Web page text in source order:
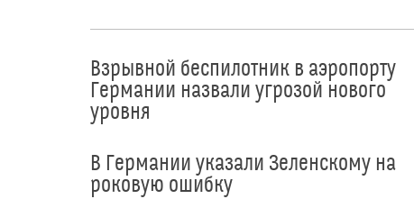
Взрывной беспилотник в аэропорту
Германии назвали угрозой нового
уровня
В Германии указали Зеленскому на
роковую ошибку